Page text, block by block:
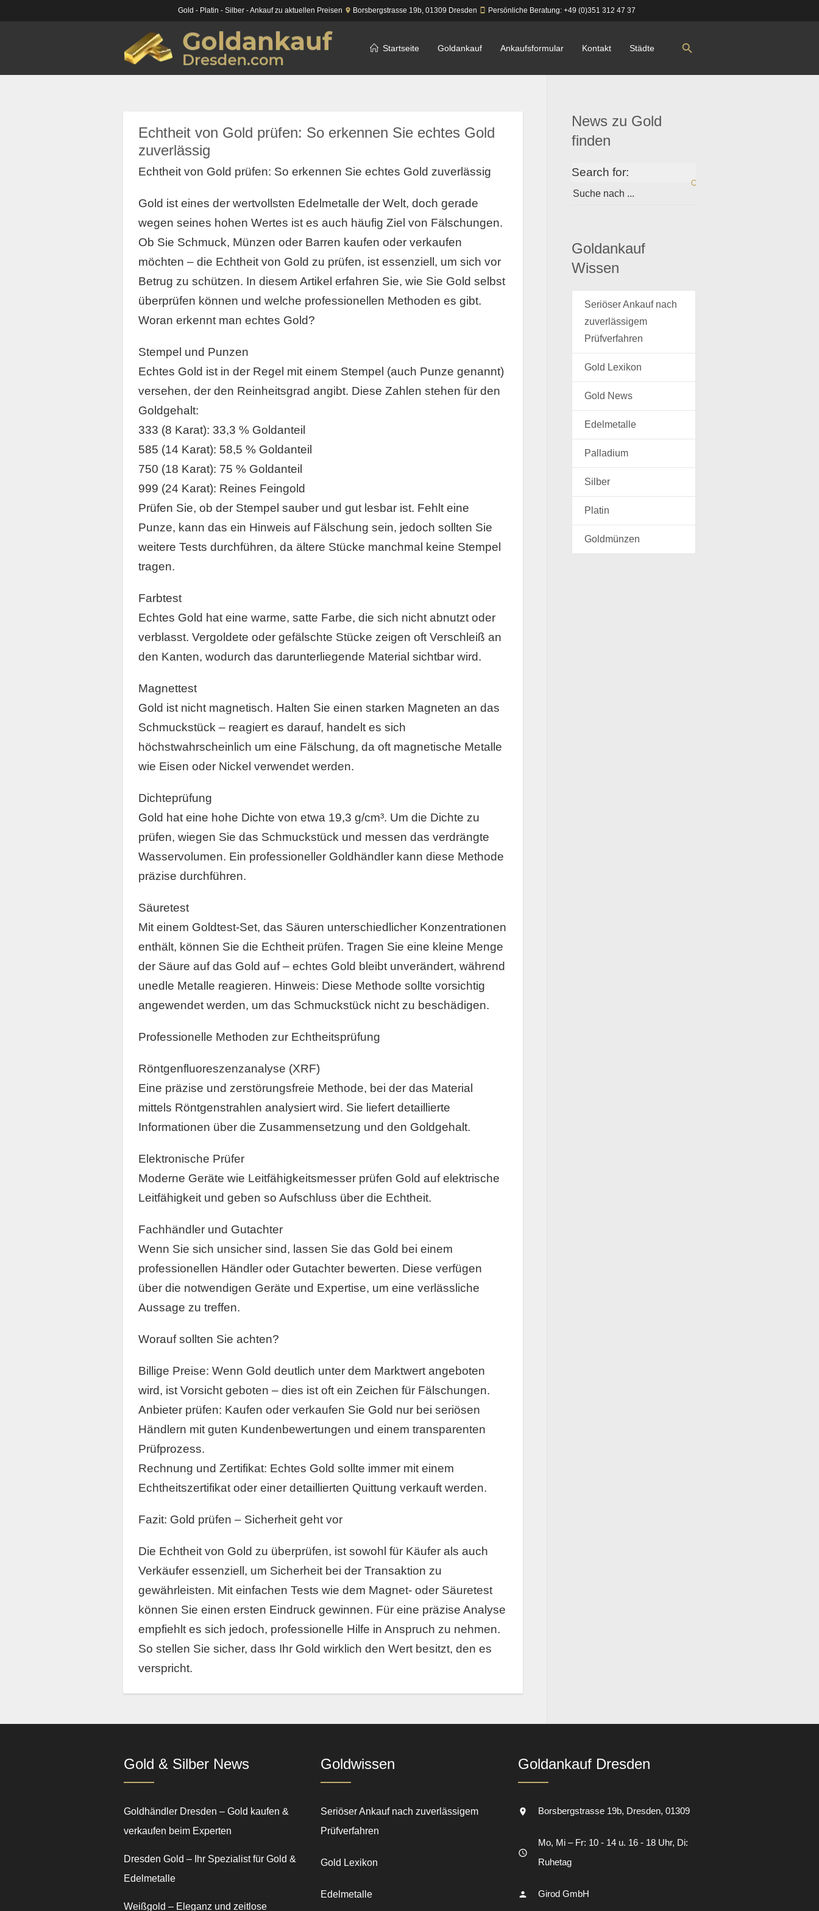
Gold - Platin - Silber - Ankauf zu aktuellen Preisen Borsbergstrasse 19b,01309 Dresden Persönliche Beratung: +49 (0)351 312 47 37
Startseite Goldankauf Ankaufsformular Kontakt Städte
Echtheit von Gold prüfen: So erkennen Sie echtes Gold
zuverlässig
Echtheit von Gold prüfen: So erkennen Sie echtes Gold zuverlässig
Gold ist eines der wertvollsten Edelmetalle der Welt, doch gerade
wegen seines hohen Wertes ist es auch häufig Ziel von Fälschungen.
Ob Sie Schmuck, Münzen oder Barren kaufen oder verkaufen
möchten – die Echtheit von Gold zu prüfen, ist essenziell, um sich vor
Betrug zu schützen. In diesem Artikel erfahren Sie, wie Sie Gold selbst
überprüfen können und welche professionellen Methoden es gibt.
Woran erkennt man echtes Gold?
Stempel und Punzen
Echtes Gold ist in der Regel mit einem Stempel (auch Punze genannt)
versehen, der den Reinheitsgrad angibt. Diese Zahlen stehen für den
Goldgehalt:
333 (8 Karat): 33,3 % Goldanteil
585 (14 Karat): 58,5 % Goldanteil
750 (18 Karat): 75 % Goldanteil
999 (24 Karat): Reines Feingold
Prüfen Sie, ob der Stempel sauber und gut lesbar ist. Fehlt eine
Punze, kann das ein Hinweis auf Fälschung sein, jedoch sollten Sie
weitere Tests durchführen, da ältere Stücke manchmal keine Stempel
tragen.
Farbtest
Echtes Gold hat eine warme, satte Farbe, die sich nicht abnutzt oder
verblasst. Vergoldete oder gefälschte Stücke zeigen oft Verschleiß an
den Kanten, wodurch das darunterliegende Material sichtbar wird.
Magnettest
Gold ist nicht magnetisch. Halten Sie einen starken Magneten an das
Schmuckstück – reagiert es darauf, handelt es sich
höchstwahrscheinlich um eine Fälschung, da oft magnetische Metalle
wie Eisen oder Nickel verwendet werden.
Dichteprüfung
Gold hat eine hohe Dichte von etwa 19,3 g/cm³. Um die Dichte zu
prüfen, wiegen Sie das Schmuckstück und messen das verdrängte
Wasservolumen. Ein professioneller Goldhändler kann diese Methode
präzise durchführen.
Säuretest
Mit einem Goldtest-Set, das Säuren unterschiedlicher Konzentrationen
enthält, können Sie die Echtheit prüfen. Tragen Sie eine kleine Menge
der Säure auf das Gold auf – echtes Gold bleibt unverändert, während
unedle Metalle reagieren. Hinweis: Diese Methode sollte vorsichtig
angewendet werden, um das Schmuckstück nicht zu beschädigen.
Professionelle Methoden zur Echtheitsprüfung
Röntgenfluoreszenzanalyse (XRF)
Eine präzise und zerstörungsfreie Methode, bei der das Material
mittels Röntgenstrahlen analysiert wird. Sie liefert detaillierte
Informationen über die Zusammensetzung und den Goldgehalt.
Elektronische Prüfer
Moderne Geräte wie Leitfähigkeitsmesser prüfen Gold auf elektrische
Leitfähigkeit und geben so Aufschluss über die Echtheit.
Fachhändler und Gutachter
Wenn Sie sich unsicher sind, lassen Sie das Gold bei einem
professionellen Händler oder Gutachter bewerten. Diese verfügen
über die notwendigen Geräte und Expertise, um eine verlässliche
Aussage zu treffen.
Worauf sollten Sie achten?
Billige Preise: Wenn Gold deutlich unter dem Marktwert angeboten
wird, ist Vorsicht geboten – dies ist oft ein Zeichen für Fälschungen.
Anbieter prüfen: Kaufen oder verkaufen Sie Gold nur bei seriösen
Händlern mit guten Kundenbewertungen und einem transparenten
Prüfprozess.
Rechnung und Zertifikat: Echtes Gold sollte immer mit einem
Echtheitszertifikat oder einer detaillierten Quittung verkauft werden.
Fazit: Gold prüfen – Sicherheit geht vor
Die Echtheit von Gold zu überprüfen, ist sowohl für Käufer als auch
Verkäufer essenziell, um Sicherheit bei der Transaktion zu
gewährleisten. Mit einfachen Tests wie dem Magnet- oder Säuretest
können Sie einen ersten Eindruck gewinnen. Für eine präzise Analyse
empfiehlt es sich jedoch, professionelle Hilfe in Anspruch zu nehmen.
So stellen Sie sicher, dass Ihr Gold wirklich den Wert besitzt, den es
verspricht.
News zu Gold
finden
Search for:
Goldankauf
Wissen
Seriöser Ankauf nach
zuverlässigem
Prüfverfahren
Gold Lexikon
Gold News
Edelmetalle
Palladium
Silber
Platin
Goldmünzen
Gold & Silber News
Goldhändler Dresden – Gold kaufen &
verkaufen beim Experten
Dresden Gold – Ihr Spezialist für Gold &
Edelmetalle
Weißgold – Eleganz und zeitlose
Goldwissen
Seriöser Ankauf nach zuverlässigem
Prüfverfahren
Gold Lexikon
Edelmetalle
Goldankauf Dresden
Borsbergstrasse 19b Dresden 01309
Mo, Mi – Fr: 10 - 14 u. 16 - 18 Uhr, Di:
Ruhetag
Girod GmbH